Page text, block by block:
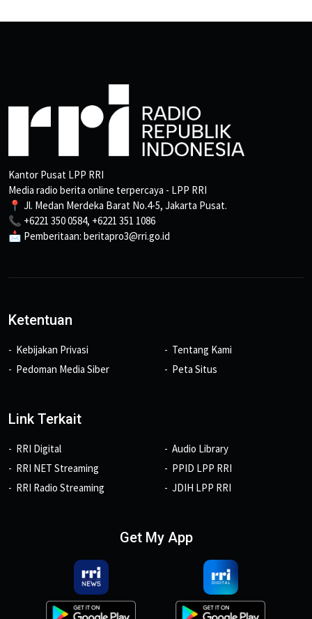
Kantor Pusat LPP RRI
Media radio berita online terpercaya - LPP RRI
📍 Jl. Medan Merdeka Barat No.4-5, Jakarta Pusat.
📞 +6221 350 0584, +6221 351 1086
📩 Pemberitaan: beritapro3@rri.go.id
Ketentuan
Kebijakan Privasi
Pedoman Media Siber
Tentang Kami
Peta Situs
Link Terkait
RRI Digital
RRI NET Streaming
RRI Radio Streaming
Audio Library
PPID LPP RRI
JDIH LPP RRI
Get My App